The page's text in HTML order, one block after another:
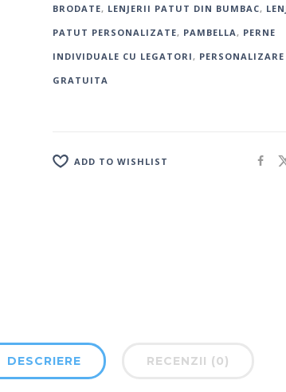
BRODATE, LENJERII PATUT DIN BUMBAC,
PATUT PERSONALIZATE, PAMBELLA , PERNE
INDIVIDUALE CU LEGATORI , PERSONALIZARE
GRATUITA
ADD TO WISHLIST
DESCRIERE RECENZII (0)